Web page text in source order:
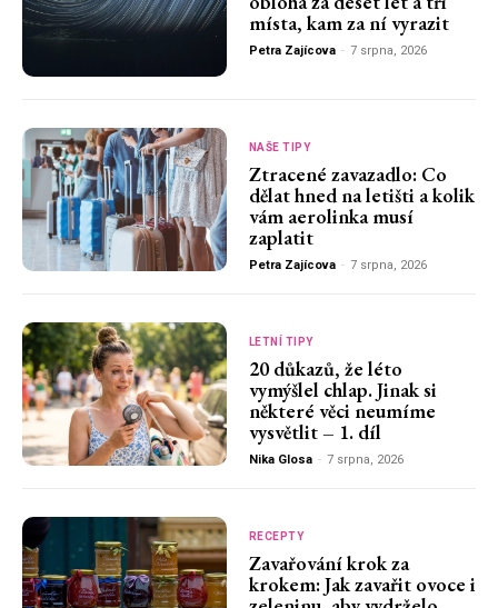
místa, kam za ní vyrazit
Petra Zajícova - 7 srpna, 2026
NAŠE TIPY
Ztracené zavazadlo: Co
dělat hned na letišti a kolik
vám aerolinka musí
zaplatit
Petra Zajícova - 7 srpna, 2026
LETNÍ TIPY
20 důkazů, že léto
vymýšlel chlap. Jinak si
některé věci neumíme
vysvětlit – 1. díl
Nika Glosa - 7 srpna, 2026
RECEPTY
Zavařování krok za
krokem: Jak zavařit ovoce i